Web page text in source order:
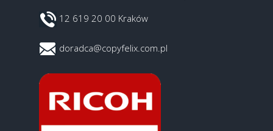
12 619 20 00 Kraków
doradca@copyfelix.com.pl